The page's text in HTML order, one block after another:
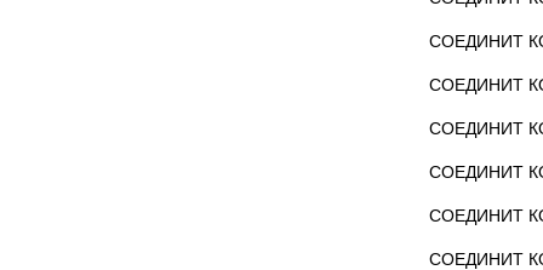
СОЕДИНИТ
СОЕДИНИТ
СОЕДИНИТ
СОЕДИНИТ
СОЕДИНИТ
СОЕДИНИТ